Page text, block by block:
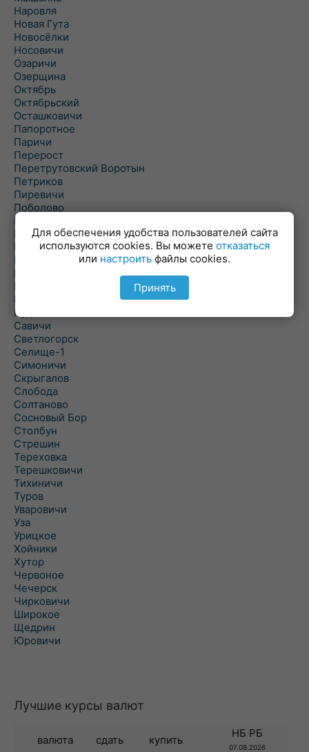
Наровля
Новая Гута
Новосёлки
Носовичи
Озаричи
Озерщина
Октябрь
Октябрьский
Осташковичи
Папоротное
Паричи
Перерост
Перетрутовский Воротын
Петриков
Пиревичи
Поболово
Поколюбичи
Полесье
Птичь
Речица
Ровенская Слобода
Рогачев
Рогинь
Рудня
Савичи
Светлогорск
Селище-1
Симоничи
Скрыгалов
Слобода
Солтаново
Сосновый Бор
Столбун
Стрешин
Тереховка
Терешковичи
Тихиничи
Туров
Уваровичи
Уза
Урицкое
Хойники
Хутор
Червоное
Чечерск
Чирковичи
Широкое
Щедрин
Юровичи
Лучшие курсы валют
валюта сдать купить
НБ РБ
07.08.2026
Для обеспечения удобства пользователей сайта
используются cookies. Вы можете отказаться
или настроить файлы cookies.
Принять